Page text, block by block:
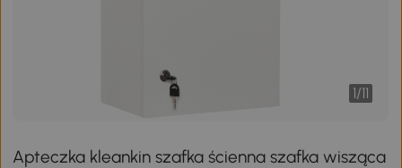
1/11
Apteczka kleankin szafka ścienna szafka wisząca